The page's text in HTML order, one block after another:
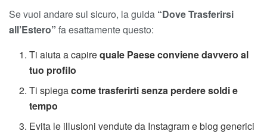
Se vuoi andare sul sicuro, la guida “Dove Trasferirsi
all’Estero” fa esattamente questo:
Ti aiuta a capirequale Paese conviene davvero al
tuo profilo
Ti spiegacome trasferirti senza perdere soldi e
tempo
Evita le illusioni vendute da Instagram e blog generici